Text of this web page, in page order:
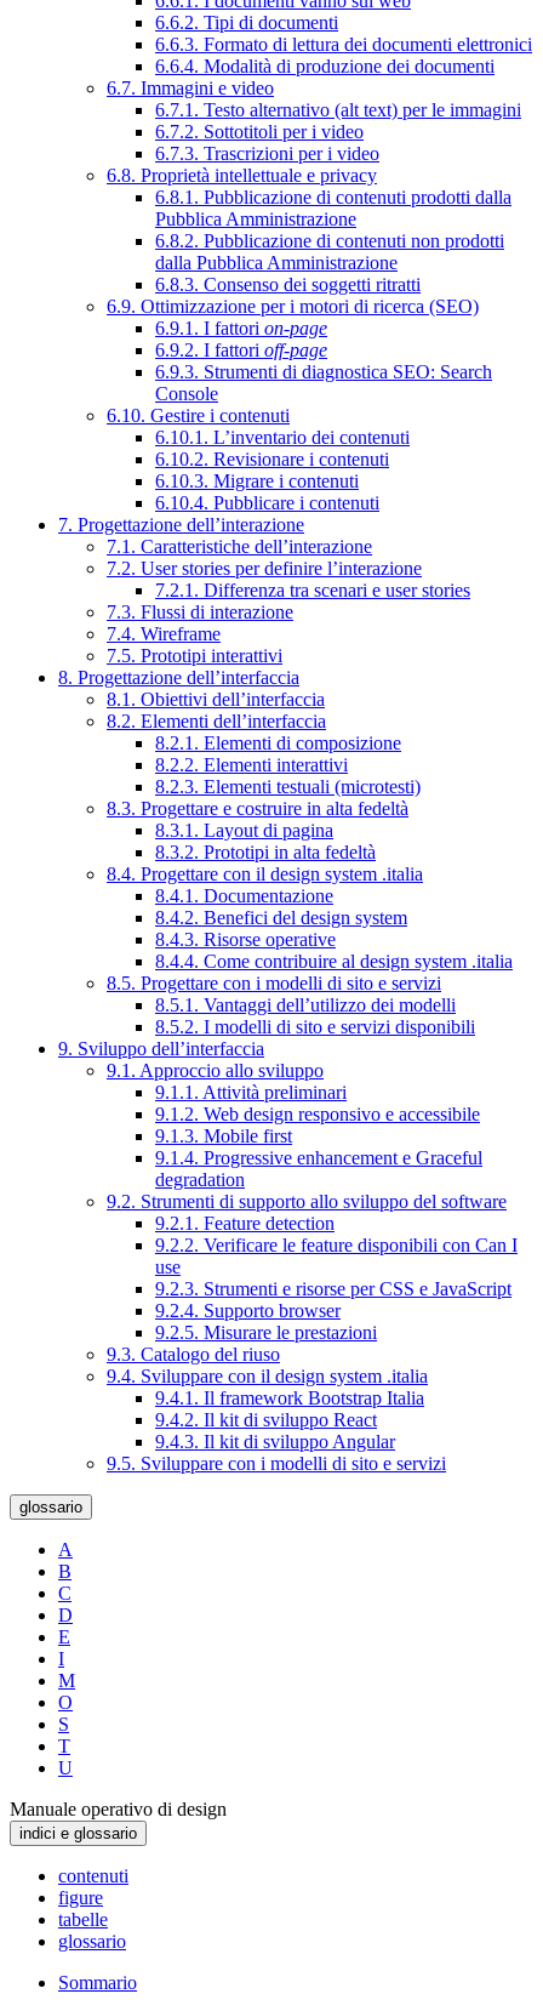
6.6.2. Tipi di documenti
6.6.3. Formato di lettura dei documenti elettronici
6.6.4. Modalità di produzione dei documenti
6.7. Immagini e video
6.7.1. Testo alternativo (alt text) per le immagini
6.7.2. Sottotitoli per i video
6.7.3. Trascrizioni per i video
6.8. Proprietà intellettuale e privacy
6.8.1. Pubblicazione di contenuti prodotti dalla
Pubblica Amministrazione
6.8.2. Pubblicazione di contenuti non prodotti
dalla Pubblica Amministrazione
6.8.3. Consenso dei soggetti ritratti
6.9. Ottimizzazione per i motori di ricerca (SEO)
6.9.1. I fattori on-page
6.9.2. I fattori off-page
6.9.3. Strumenti di diagnostica SEO: Search
Console
6.10. Gestire i contenuti
6.10.1. L’inventario dei contenuti
6.10.2. Revisionare i contenuti
6.10.3. Migrare i contenuti
6.10.4. Pubblicare i contenuti
7. Progettazione dell’interazione
7.1. Caratteristiche dell’interazione
7.2. User stories per definire l’interazione
7.2.1. Differenza tra scenari e user stories
7.3. Flussi di interazione
7.4. Wireframe
7.5. Prototipi interattivi
8. Progettazione dell’interfaccia
8.1. Obiettivi dell’interfaccia
8.2. Elementi dell’interfaccia
8.2.1. Elementi di composizione
8.2.2. Elementi interattivi
8.2.3. Elementi testuali (microtesti)
8.3. Progettare e costruire in alta fedeltà
8.3.1. Layout di pagina
8.3.2. Prototipi in alta fedeltà
8.4. Progettare con il design system .italia
8.4.1. Documentazione
8.4.2. Benefici del design system
8.4.3. Risorse operative
8.4.4. Come contribuire al design system .italia
8.5. Progettare con i modelli di sito e servizi
8.5.1. Vantaggi dell’utilizzo dei modelli
8.5.2. I modelli di sito e servizi disponibili
9. Sviluppo dell’interfaccia
9.1. Approccio allo sviluppo
9.1.1. Attività preliminari
9.1.2. Web design responsivo e accessibile
9.1.3. Mobile first
9.1.4. Progressive enhancement e Graceful
degradation
9.2. Strumenti di supporto allo sviluppo del software
9.2.1. Feature detection
9.2.2. Verificare le feature disponibili con Can I
use
9.2.3. Strumenti e risorse per CSS e JavaScript
9.2.4. Supporto browser
9.2.5. Misurare le prestazioni
9.3. Catalogo del riuso
9.4. Sviluppare con il design system .italia
9.4.1. Il framework Bootstrap Italia
9.4.2. Il kit di sviluppo React
9.4.3. Il kit di sviluppo Angular
9.5. Sviluppare con i modelli di sito e servizi
glossario
A
B
C
D
E
I
M
O
S
T
U
Manuale operativo di design
indici e glossario
contenuti
figure
tabelle
glossario
Sommario